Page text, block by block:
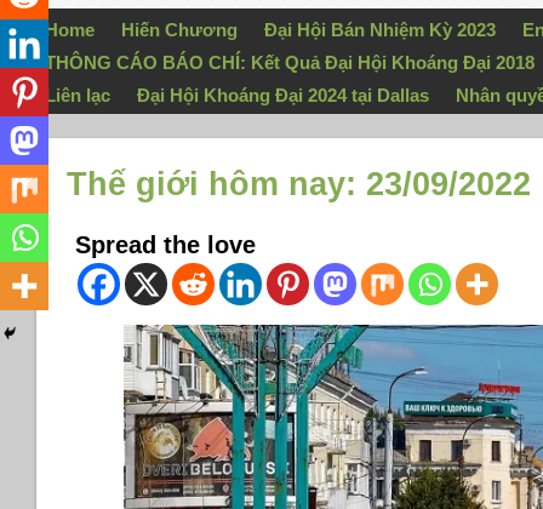
Home Hiến Chương Đại Hội Bán Nhiệm Kỳ 2023
THÔNG CÁO BÁO CHÍ: Kết Quả Đại Hội Khoáng Đại 2018
Liên lạc
Đại Hội Khoáng Đại 2024 tại Dallas Nhân
Thế giới hôm nay: 23/09/2022
Spread the love